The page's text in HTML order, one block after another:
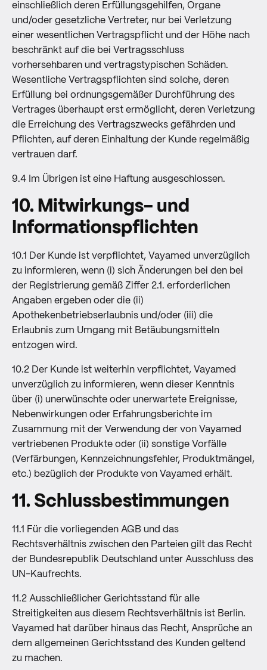
einschließlich deren Erfüllungsgehilfen, Organe
und/oder gesetzliche Vertreter, nur bei Verletzung
einer wesentlichen Vertragspflicht und der Höhe nach
beschränkt auf die bei Vertragsschluss
vorhersehbaren und vertragstypischen Schäden.
Wesentliche Vertragspflichten sind solche, deren
Erfüllung bei ordnungsgemäßer Durchführung des
Vertrages überhaupt erst ermöglicht, deren Verletzung
die Erreichung des Vertragszwecks gefährden und
Pflichten, auf deren Einhaltung der Kunde regelmäßig
vertrauen darf.
9.4 Im Übrigen ist eine Haftung ausgeschlossen.
10. Mitwirkungs- und
Informationspflichten
10.1 Der Kunde ist verpflichtet, Vayamed unverzüglich
zu informieren, wenn (i) sich Änderungen bei den bei
der Registrierung gemäß Ziffer 2.1. erforderlichen
Angaben ergeben oder die (ii)
Apothekenbetriebserlaubnis und/oder (iii) die
Erlaubnis zum Umgang mit Betäubungsmitteln
entzogen wird.
10.2 Der Kunde ist weiterhin verpflichtet, Vayamed
unverzüglich zu informieren, wenn dieser Kenntnis
über (i) unerwünschte oder unerwartete Ereignisse,
Nebenwirkungen oder Erfahrungsberichte im
Zusammung mit der Verwendung der von Vayamed
vertriebenen Produkte oder (ii) sonstige Vorfälle
(Verfärbungen, Kennzeichnungsfehler, Produktmängel,
etc.) bezüglich der Produkte von Vayamed erhält.
11. Schlussbestimmungen
11.1 Für die vorliegenden AGB und das
Rechtsverhältnis zwischen den Parteien gilt das Recht
der Bundesrepublik Deutschland unter Ausschluss des
UN-Kaufrechts.
11.2 Ausschließlicher Gerichtsstand für alle
Streitigkeiten aus diesem Rechtsverhältnis ist Berlin.
Vayamed hat darüber hinaus das Recht, Ansprüche an
dem allgemeinen Gerichtsstand des Kunden geltend
zu machen.